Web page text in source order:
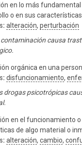
en lo más fundamental
o en sus características.
alteración, perturbación
contaminación causa
orgánica en una
disfuncionamiento,
drogas psicotrópicas
en el funcionamiento o
de algo material o
alteración, cambio,